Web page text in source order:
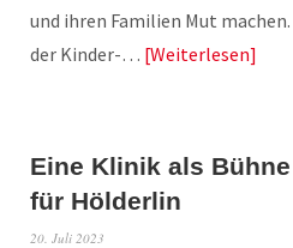
und ihren Familien Mut
der Kinder-… Weiterlesen
Eine Klinik als Bühne
für Hölderlin
20. Juli 2023